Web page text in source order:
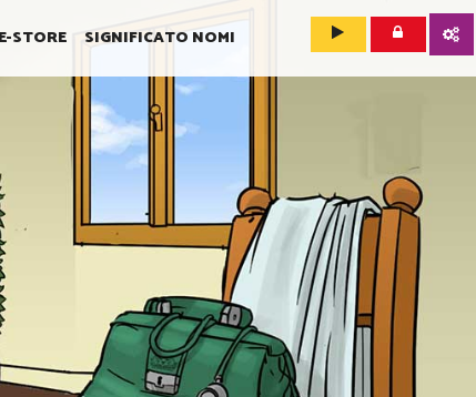
E-STORE SIGNIFICATO NOMI